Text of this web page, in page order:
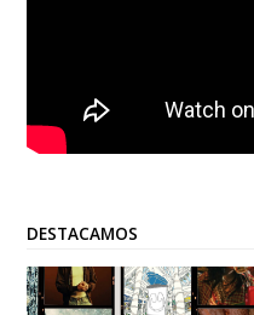
DESTACAMOS